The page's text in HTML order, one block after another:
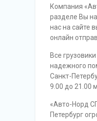
Компания
разделе Вы
нас на сайте
онлайн
Все
надежного
Санкт-
9.00 до 21.00
«Авто-Норд
Петербург